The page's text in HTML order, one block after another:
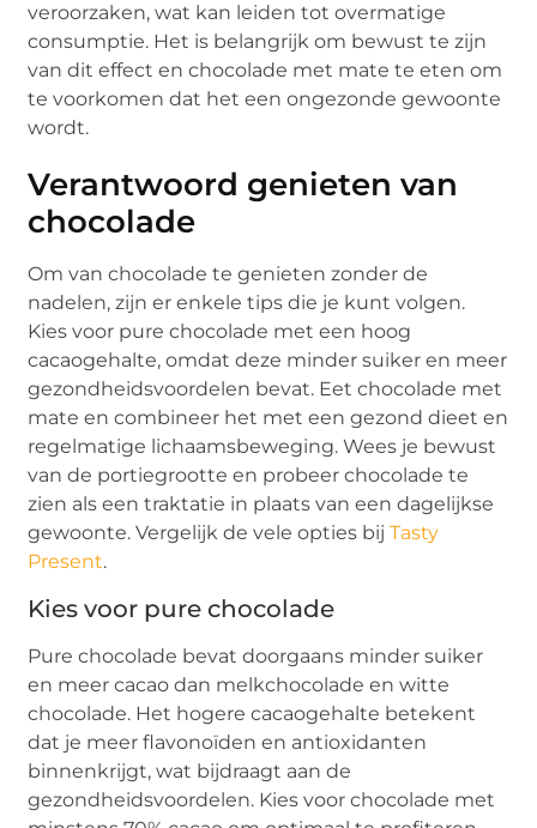
veroorzaken, wat kan leiden tot overmatige
consumptie. Het is belangrijk om bewust te zijn
van dit effect en chocolade met mate te eten om
te voorkomen dat het een ongezonde gewoonte
wordt.
Verantwoord genieten van
chocolade
Om van chocolade te genieten zonder de
nadelen, zijn er enkele tips die je kunt volgen.
Kies voor pure chocolade met een hoog
cacaogehalte, omdat deze minder suiker en meer
gezondheidsvoordelen bevat. Eet chocolade met
mate en combineer het met een gezond dieet en
regelmatige lichaamsbeweging. Wees je bewust
van de portiegrootte en probeer chocolade te
zien als een traktatie in plaats van een dagelijkse
gewoonte. Vergelijk de vele opties bijTasty
Present.
Kies voor pure chocolade
Pure chocolade bevat doorgaans minder suiker
en meer cacao dan melkchocolade en witte
chocolade. Het hogere cacaogehalte betekent
dat je meer flavonoïden en antioxidanten
binnenkrijgt, wat bijdraagt aan de
gezondheidsvoordelen. Kies voor chocolade met